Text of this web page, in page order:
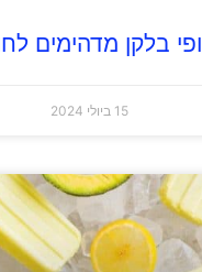
בלקן מדהימים
15 ביולי 2024